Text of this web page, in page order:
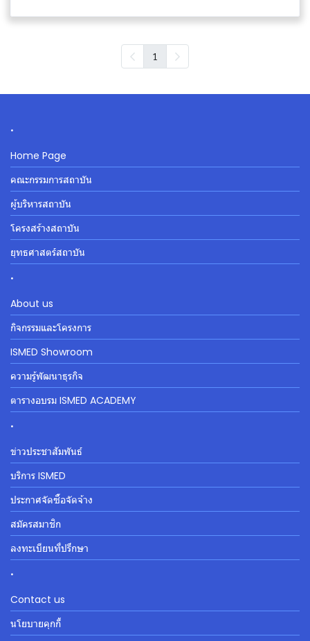
1
.
Home Page
คณะกรรมการสถาบัน
ผู้บริหารสถาบัน
โครงสร้างสถาบัน
ยุทธศาสตร์สถาบัน
.
About us
กิจกรรมและโครงการ
ISMED Showroom
ความรู้พัฒนาธุรกิจ
ตารางอบรม ISMED ACADEMY
.
ข่าวประชาสัมพันธ์
บริการ ISMED
ประกาศจัดซื้อจัดจ้าง
สมัครสมาชิก
ลงทะเบียนที่ปรึกษา
.
Contact us
นโยบายคุกกี้